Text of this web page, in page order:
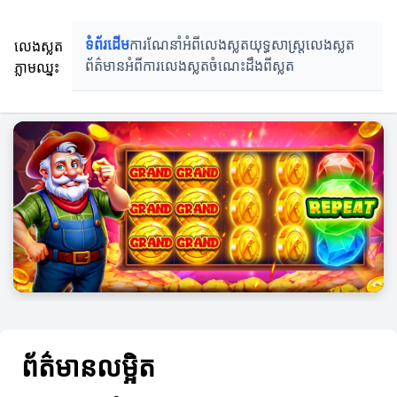
លេងស្លត
ភ្លាមឈ្នះ
ទំព័រដើមការណែនាំអំពីលេងស្លតយុទ្ធសាស្ត្រលេងស្លត
ព័ត៌មានអំពីការលេងស្លតចំណេះដឹងពីស្លត
ព័ត៌មានលម្អិត